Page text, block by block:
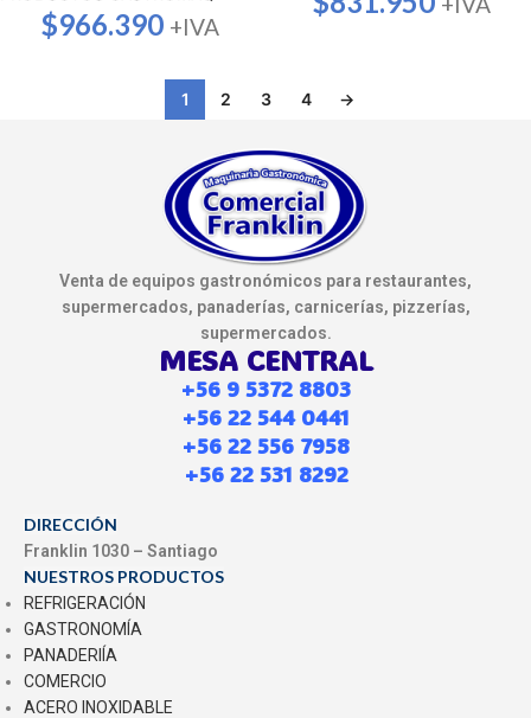
$966.390 +IVA
1 2 3 4 →
Venta de equipos gastronómicos para restaurantes,
supermercados, panaderías, carnicerías, pizzerías,
supermercados.
MESA CENTRAL
+56 9 5372 8803
+56 22 544 0441
+56 22 556 7958
+56 22 531 8292
DIRECCIÓN
Franklin 1030 – Santiago
NUESTROS PRODUCTOS
REFRIGERACIÓN
GASTRONOMÍA
PANADERIÍA
COMERCIO
ACERO INOXIDABLE